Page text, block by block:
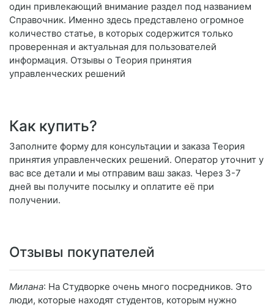
один привлекающий внимание раздел под названием
Справочник. Именно здесь представлено огромное
количество статье, в которых содержится только
проверенная и актуальная для пользователей
информация. Отзывы о Теория принятия
управленческих решений
Как купить?
Заполните форму для консультации и заказа Теория
принятия управленческих решений. Оператор уточнит у
вас все детали и мы отправим ваш заказ. Через 3-7
дней вы получите посылку и оплатите её при
получении.
Отзывы покупателей
Милана: На Студворке очень много посредников. Это
люди, которые находят студентов, которым нужно